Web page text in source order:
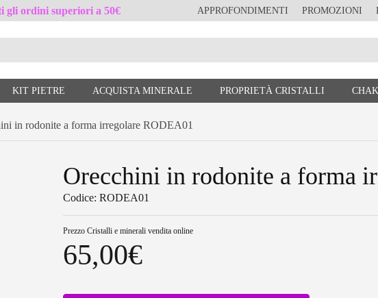
gli ordini superiori a 50€ APPROFONDIMENTI PROMOZIONI
KIT PIETRE ACQUISTA MINERALE PROPRIETÀ CRISTALLI
in rodonite a forma irregolare RODEA01
Orecchini in rodonite a forma
Codice: RODEA01
PrezzoCristalli e minerali vendita online
65,00€